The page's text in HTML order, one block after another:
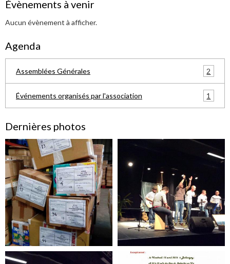
Évènements à venir
Aucun évènement à afficher.
Agenda
Assemblées Générales 2
Événements organisés par l'association 1
Dernières photos